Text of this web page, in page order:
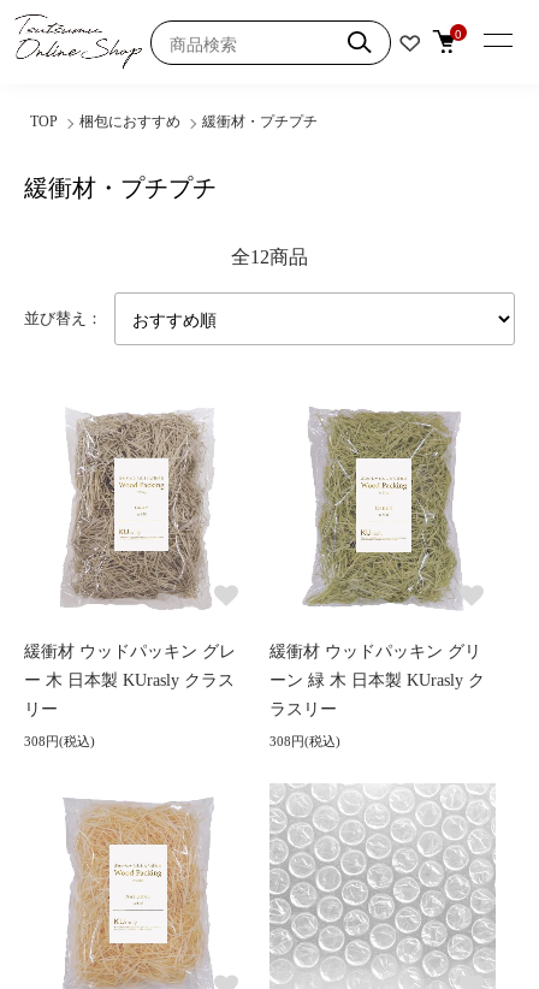
0
TOP 梱包におすすめ 緩衝材・プチプチ
緩衝材・プチプチ
全12商品
並び替え：
緩衝材 ウッドパッキン グレ
ー 木 日本製 KUrasly クラス
リー
308円(税込)
緩衝材 ウッドパッキン グリ
ーン 緑 木 日本製 KUrasly ク
ラスリー
308円(税込)